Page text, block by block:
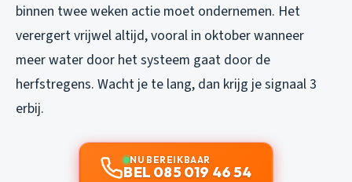
binnen twee weken actie moet ondernemen. Het
verergert vrijwel altijd, vooral in oktober wanneer
meer water door het systeem gaat door de
herfstregens. Wacht je te lang, dan krijg je signaal 3
erbij.
NU BEREIKBAAR
BEL 085 019 46 54